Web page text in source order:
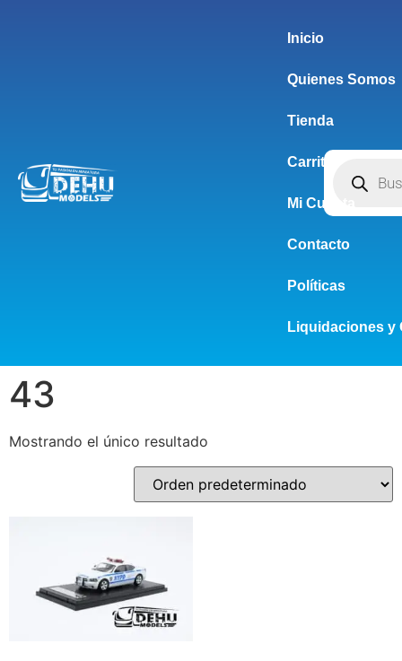
Inicio
Quienes Somos
Tienda
Carrito
Mi Cuenta
Contacto
Políticas
Liquidaciones y
43
Mostrando el único resultado